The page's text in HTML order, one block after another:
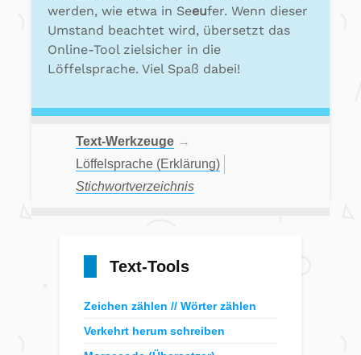
werden, wie etwa in Seeufer. Wenn dieser
Umstand beachtet wird, übersetzt das
Online-Tool zielsicher in die
Löffelsprache. Viel Spaß dabei!
Text-Werkzeuge →
Löffelsprache (Erklärung)
Stichwortverzeichnis
Text-Tools
Zeichen zählen // Wörter zählen
Verkehrt herum schreiben